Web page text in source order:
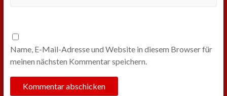
Name, E-Mail-Adresse und Website in diesem Browser für
meinen nächsten Kommentar speichern.